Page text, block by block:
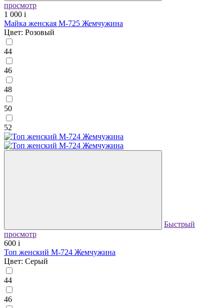
просмотр
1 000 i
Майка женская М-725 Жемчужина
Цвет: Розовый
44
46
48
50
52
Быстрый
просмотр
600 i
Топ женский М-724 Жемчужина
Цвет: Серый
44
46